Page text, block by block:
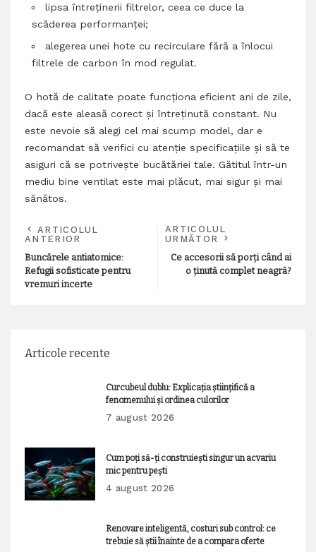
lipsa întreținerii filtrelor, ceea ce duce la
scăderea performanței;
alegerea unei hote cu recirculare fără a înlocui
filtrele de carbon în mod regulat.
O hotă de calitate poate funcționa eficient ani de zile,
dacă este aleasă corect și întreținută constant. Nu
este nevoie să alegi cel mai scump model, dar e
recomandat să verifici cu atenție specificațiile și să te
asiguri că se potrivește bucătăriei tale. Gătitul într-un
mediu bine ventilat este mai plăcut, mai sigur și mai
sănătos.
ARTICOLUL
ANTERIOR
Buncărele antiatomice:
Refugii sofisticate pentru
vremuri incerte
ARTICOLUL
URMĂTOR
Ce accesorii să porți când ai
o ținută complet neagră?
Articole recente
Curcubeul dublu: Explicația științifică a
fenomenului și ordinea culorilor
7 august 2026
Cum poți să-ți construiești singur un acvariu
mic pentru pești
4 august 2026
Renovare inteligentă, costuri sub control: ce
trebuie să știi înainte de a compara oferte